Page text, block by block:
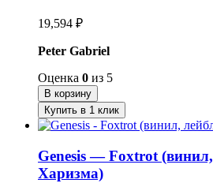
19,594 ₽
Peter Gabriel
Оценка 0 из 5
В корзину
Купить в 1 клик
Genesis — Foxtrot
Харизма)